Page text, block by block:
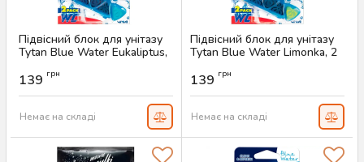
Підвісний блок для унітазу
Tytan Blue Water Eukaliptus,
Артикул:
139 грн
Немає на складі
Підвісний блок для унітазу
Tytan Blue Water Limonka, 2
Артикул:
139 грн
Немає на складі